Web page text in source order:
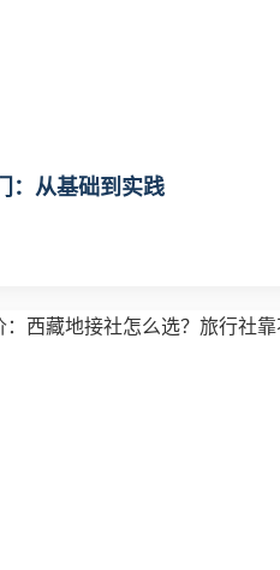
：从基础到实践